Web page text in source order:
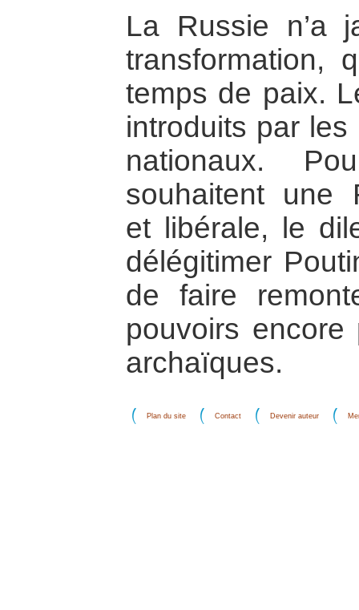
La Russie n’a
transformation,
temps de paix.
introduits par
nationaux.
souhaitent une
et libérale, le
délégitimer
de faire
pouvoirs
archaïques.
Plan du site Contact Devenir auteur